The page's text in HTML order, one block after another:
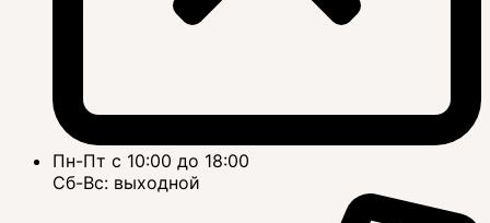
Пн-Пт с 10:00 до 18:00
Сб-Вс: выходной